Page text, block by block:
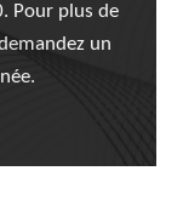
Pour plus de
un